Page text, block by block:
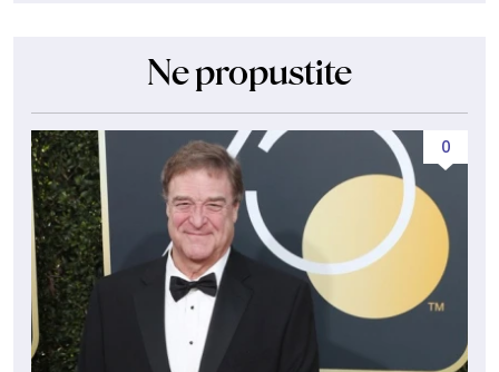
Ne propustite
0